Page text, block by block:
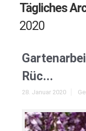
Tägliches
2020
Rüc...
28. Januar 2020